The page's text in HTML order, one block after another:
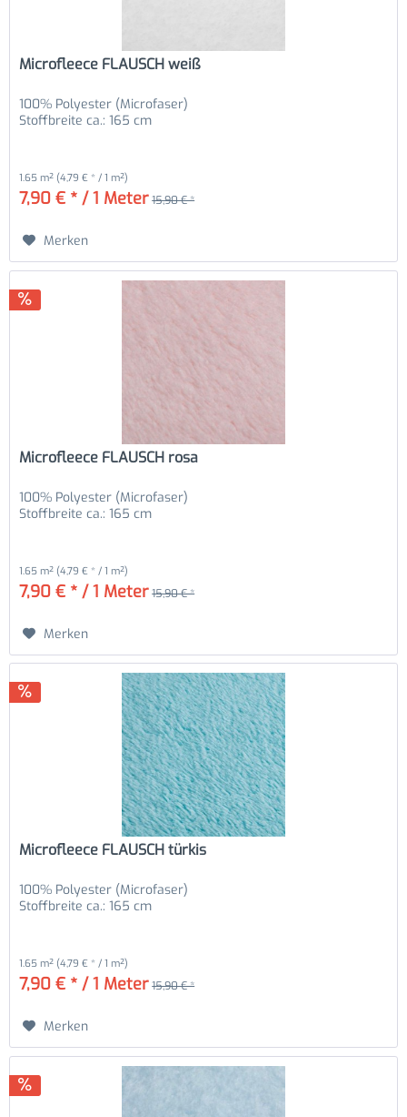
Microfleece FLAUSCH weiß
100% Polyester (Microfaser)
Stoffbreite ca.: 165 cm
1.65 m² (4,79 € * / 1 m²)
7,90 € * / 1 Meter 15,90 € *
Merken
Microfleece FLAUSCH rosa
100% Polyester (Microfaser)
Stoffbreite ca.: 165 cm
1.65 m² (4,79 € * / 1 m²)
7,90 € * / 1 Meter 15,90 € *
Merken
Microfleece FLAUSCH türkis
100% Polyester (Microfaser)
Stoffbreite ca.: 165 cm
1.65 m² (4,79 € * / 1 m²)
7,90 € * / 1 Meter 15,90 € *
Merken